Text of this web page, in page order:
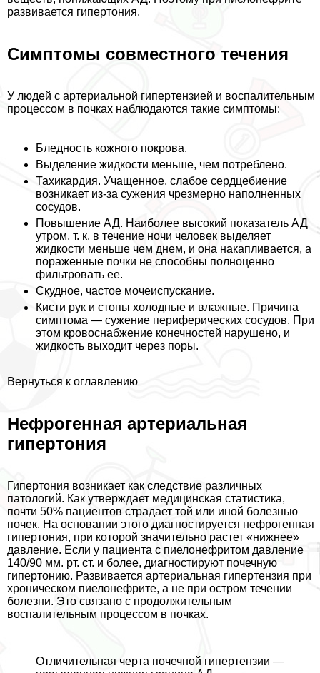
развивается гипертония.
Симптомы совместного течения
У людей с артериальной гипертензией и воспалительным
процессом в почках наблюдаются такие симптомы:
Бледность кожного покрова.
Выделение жидкости меньше, чем потрeблено.
Тахикардия. Учащенное, слабое сердцебиение
возникает из-за сужения чрезмерно наполненных
сосудов.
Повышение АД. Наиболее высокий показатель АД
утром, т. к. в течение ночи человек выделяет
жидкости меньше чем днем, и она накапливается, а
пораженные почки не способны полноценно
фильтровать ее.
Скудное, частое мочеиспускание.
Кисти рук и стопы холодные и влажные. Причина
симптома ― сужение периферических сосудов. При
этом кровоснабжение конечностей нарушено, и
жидкость выходит через поры.
Вернуться к оглавлению
Нефрогенная артериальная
гипертония
Гипертония возникает как следствие различных
патологий. Как утверждает медицинская статистика,
почти 50% пациентов страдает той или иной болезнью
почек. На основании этого диагностируется нефрогенная
гипертония, при которой значительно растет «нижнее»
давление. Если у пациента с пиелонефритом давление
140/90 мм. рт. ст. и более, диагностируют почечную
гипертонию. Развивается артериальная гипертензия при
хроническом пиелонефрите, а не при остром течении
болезни. Это связано с продолжительным
воспалительным процессом в почках.
Отличительная черта почечной гипертензии ―